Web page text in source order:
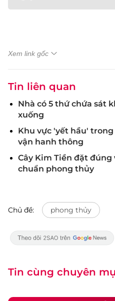
Xem link gốc
Tin liên quan
Nhà có 5 thứ chứa sát
xuống
Khu vực 'yết hầu'
vận hanh thông
Cây Kim Tiền đặt
chuẩn phong thủy
Chủ đề: phong thủy
Tin cùng chuyên